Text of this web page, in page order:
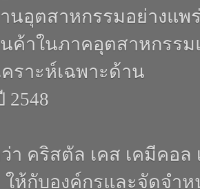
นอุตสาหกรรมอย่างแพ
ค้าในภาคอุตสาหกรร
ราะห์เฉพาะด้าน
2548
า คริสตัล เคส เคมีคอ
ให้กับองค์กรและจัดจ